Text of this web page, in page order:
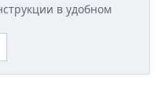
в удобном